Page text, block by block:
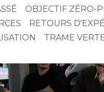
OBJECTIF ZÉRO-
RETOURS
TRAME